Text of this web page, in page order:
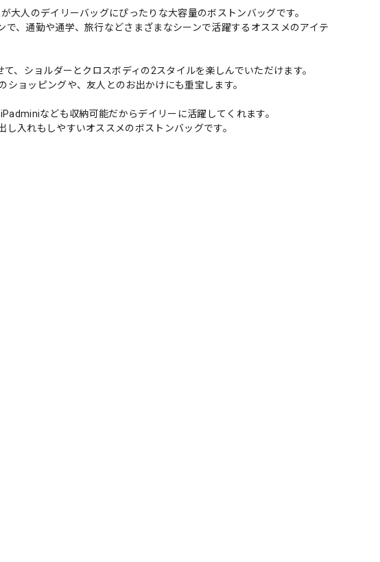
人のデイリーバッグにぴったりな大容量のボストンバッグです。
、通勤や通学、旅行などさまざまなシーンで活躍するオススメのアイテ
、ショルダーとクロスボディの2スタイルを楽しんでいただけます。
ョッピングや、友人とのお出かけにも重宝します。
なども収納可能だからデイリーに活躍してくれます。
入れもしやすいオススメのボストンバッグです。